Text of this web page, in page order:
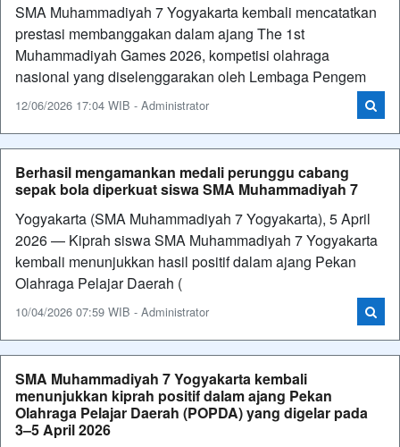
SMA Muhammadiyah 7 Yogyakarta kembali mencatatkan
prestasi membanggakan dalam ajang The 1st
Muhammadiyah Games 2026, kompetisi olahraga
nasional yang diselenggarakan oleh Lembaga Pengem
12/06/2026 17:04 WIB - Administrator
Berhasil mengamankan medali perunggu cabang
sepak bola diperkuat siswa SMA Muhammadiyah 7
Yogyakarta (SMA Muhammadiyah 7 Yogyakarta), 5 April
2026 — Kiprah siswa SMA Muhammadiyah 7 Yogyakarta
kembali menunjukkan hasil positif dalam ajang Pekan
Olahraga Pelajar Daerah (
10/04/2026 07:59 WIB - Administrator
SMA Muhammadiyah 7 Yogyakarta kembali
menunjukkan kiprah positif dalam ajang Pekan
Olahraga Pelajar Daerah (POPDA) yang digelar pada
3–5 April 2026